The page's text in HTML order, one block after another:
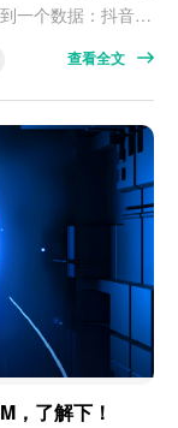
我们正处在数据互联互通时代。今年，我们看到一个数据：抖音电商生态大会上公开数据，1月的商品交易总额比去年同期增长了 50 倍。前有各路明星直播带货的成功案例，后有太平鸟、波司登等品牌成功入局，几乎所有品牌都意识到要开始做抖音电商了。今年，我们看到一个关键信息：数据安全和个人隐私保护问题得到高度重视。《数据安全法》《个人信息保护法》等法律法规相继出台，针对消费者的信息保护不断加强，使得品牌与消费者这…
查看全文
，了解下！